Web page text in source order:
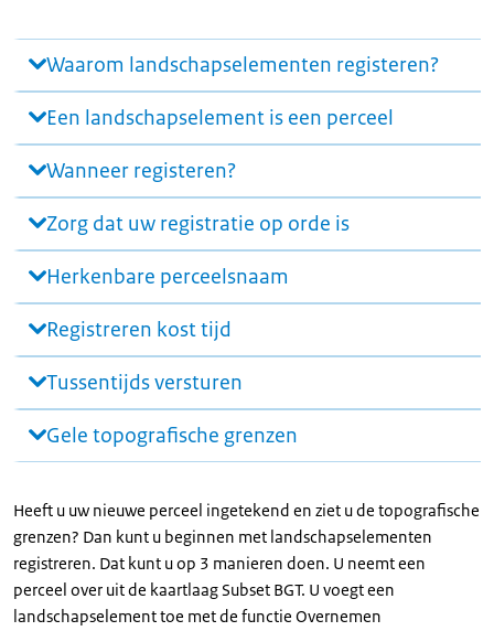
Waarom landschapselementen registeren?
Een landschapselement is een perceel
Wanneer registeren?
Zorg dat uw registratie op orde is
Herkenbare perceelsnaam
Registreren kost tijd
Tussentijds versturen
Gele topografische grenzen
Heeft u uw nieuwe perceel ingetekend en ziet u de topografische
grenzen? Dan kunt u beginnen met landschapselementen
registreren. Dat kunt u op 3 manieren doen. U neemt een
perceel over uit de kaartlaag Subset BGT. U voegt een
landschapselement toe met de functie Overnemen